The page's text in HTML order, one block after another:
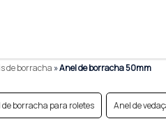
de borracha »Anel de borracha 50mm
de borracha para roletes Anel de